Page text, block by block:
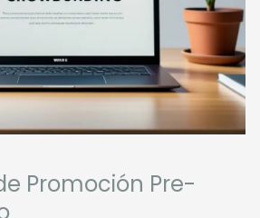
Promoción Pre-